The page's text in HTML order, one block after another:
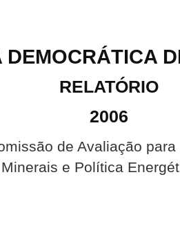
DEMOCRÁTICA
RELATÓRIO
2006
de Avaliação
e Política